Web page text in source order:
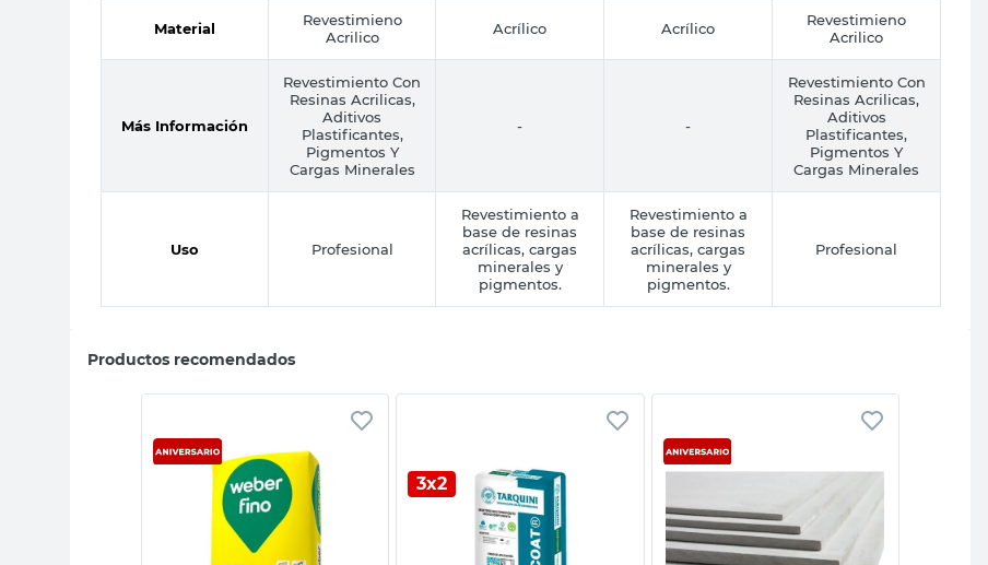
Material
Revestimieno
Acrilico
Acrílico Acrílico
Revestimieno
Acrilico
Más Información
Revestimiento Con
Resinas Acrilicas,
Aditivos
Plastificantes,
Pigmentos Y
Cargas Minerales
- -
Revestimiento Con
Resinas Acrilicas,
Aditivos
Plastificantes,
Pigmentos Y
Cargas Minerales
Uso Profesional
Revestimiento a
base de resinas
acrílicas, cargas
minerales y
pigmentos.
Revestimiento a
base de resinas
acrílicas, cargas
minerales y
pigmentos.
Profesional
Productos recomendados
3x2